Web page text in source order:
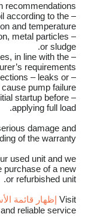
recommendations:
according to the
and temperature.
metal particles
or sludge.
in line with the
requirements.
– leaks or
pump failure.
startup before
applying full load.
damage and
of the warranty.
used unit and we
purchase of a new
or refurbished unit.
Visit إظهار قائمة
reliable service